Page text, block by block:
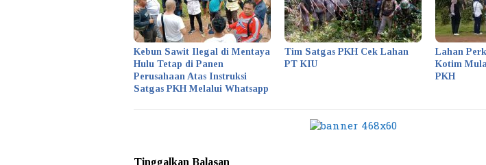
Kebun Sawit Ilegal di Mentaya
Hulu Tetap di Panen
Perusahaan Atas Instruksi
Satgas PKH Melalui Whatsapp
Tim Satgas PKH Cek Lahan
PT KIU
Lahan
Kotim
PKH
Tinggalkan Balasan